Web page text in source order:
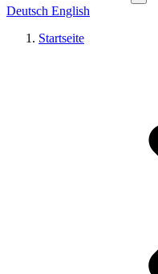
Deutsch English
Startseite